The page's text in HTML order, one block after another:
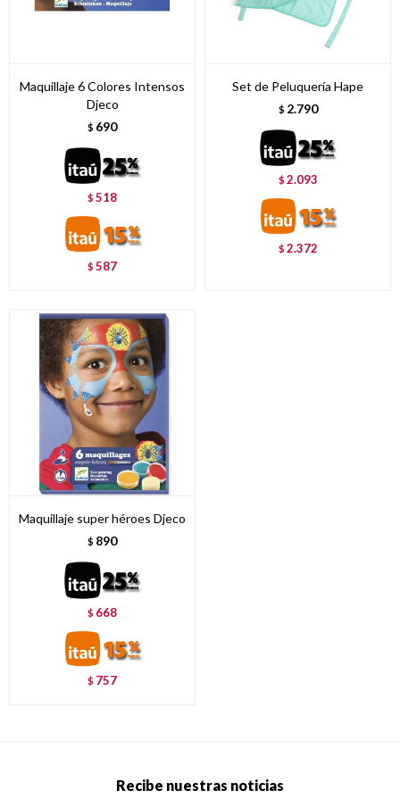
Maquillaje 6 Colores Intensos
Djeco
$ 690
$518
$587
Set de Peluquería Hape
$ 2.790
$2.093
$2.372
Maquillaje super héroes Djeco
$ 890
$ 668
$ 757
Recibe nuestras noticias